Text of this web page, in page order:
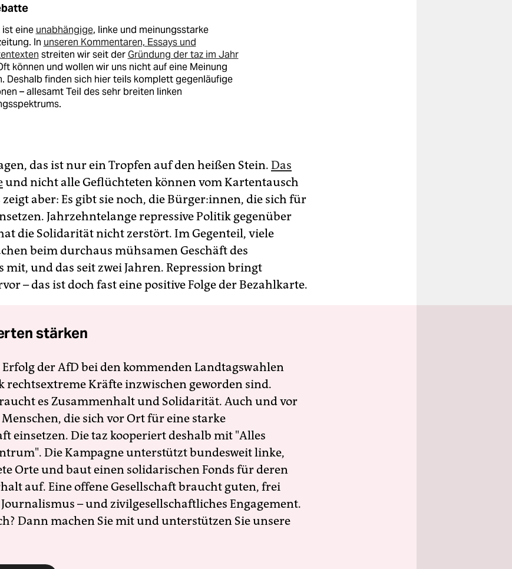
ist eine unabhängige, linke und meinungsstarke
In unseren Kommentaren, Essays und
streiten wir seit derGründung der taz im Jahr
können und wollen wir uns nicht auf eine Meinung
Deshalb finden sich hier teils komplett gegenläufige
– allesamt Teil des sehr breiten linken
das ist nur ein Tropfen auf den heißen Stein. Das
und nicht alle Geflüchteten können vom Kartentausch
aber: Es gibt sie noch, die Bürger:innen, die sich für
Jahrzehntelange repressive Politik gegenüber
die Solidarität nicht zerstört. Im Gegenteil, viele
beim durchaus mühsamen Geschäft des
mit, und das seit zwei Jahren. Repression bringt
– das ist doch fast eine positive Folge der Bezahlkarte.
stärken
der AfD bei den kommenden Landtagswahlen
rechtsextreme Kräfte inzwischen geworden sind.
es Zusammenhalt und Solidarität. Auch und vor
die sich vor Ort für eine starke
einsetzen. Die taz kooperiert deshalb mit "Alles
Die Kampagne unterstützt bundesweit linke,
Orte und baut einen solidarischen Fonds für deren
auf. Eine offene Gesellschaft braucht guten, frei
– und zivilgesellschaftliches Engagement.
Dann machen Sie mit und unterstützen Sie unsere